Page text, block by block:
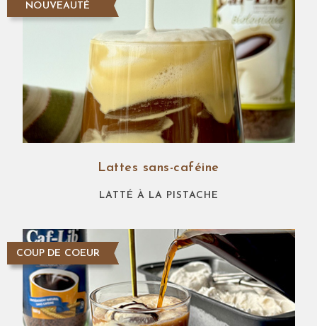
NOUVEAUTÉ
Lattes sans-caféine
LATTÉ À LA PISTACHE
NOUVEAUTÉ
COUP DE COEUR